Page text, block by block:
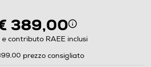
389,00
e contributo RAEE inclusi
prezzo consigliato